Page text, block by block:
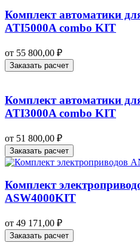
Комплект автоматики
ATI5000A combo KIT
от 55 800,00 ₽
Заказать расчет
Комплект автоматики
ATI3000A combo KIT
от 51 800,00 ₽
Заказать расчет
Комплект
ASW4000KIT
от 49 171,00 ₽
Заказать расчет